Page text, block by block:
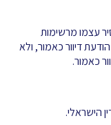
עצמו מרשימות
דיוור כאמור, ולא
כאמור.